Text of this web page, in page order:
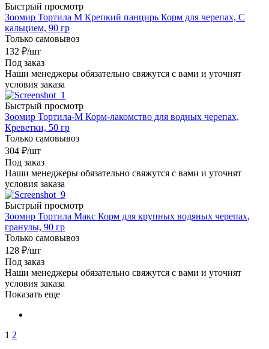
Быстрый просмотр
Зоомир Тортила М Крепкий панцирь Корм для черепах, С
кальцием, 90 гр
Только самовывоз
132 ₽/шт
Под заказ
Наши менеджеры обязательно свяжутся с вами и уточнят
условия заказа
Быстрый просмотр
Зоомир Тортила-М Корм-лакомство для водных черепах,
Креветки, 50 гр
Только самовывоз
304 ₽/шт
Под заказ
Наши менеджеры обязательно свяжутся с вами и уточнят
условия заказа
Быстрый просмотр
Зоомир Тортила Макс Корм для крупных водяных черепах,
гранулы, 90 гр
Только самовывоз
128 ₽/шт
Под заказ
Наши менеджеры обязательно свяжутся с вами и уточнят
условия заказа
Показать еще
1 2